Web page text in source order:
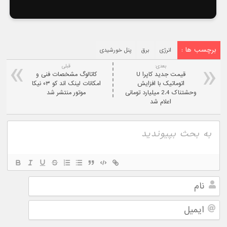
برچسب ها : انرژی برق پنل خورشیدی
قبلی
کاتالوگ مشخصات فنی و
امکانات لینک اند کو ۰۳ نیکا
موتور منتشر شد
بعدی:
قیمت جدید کاپرا U
اتوماتیک با افزایش
وحشتناک 2.4 میلیارد تومانی
اعلام شد
ایمیل